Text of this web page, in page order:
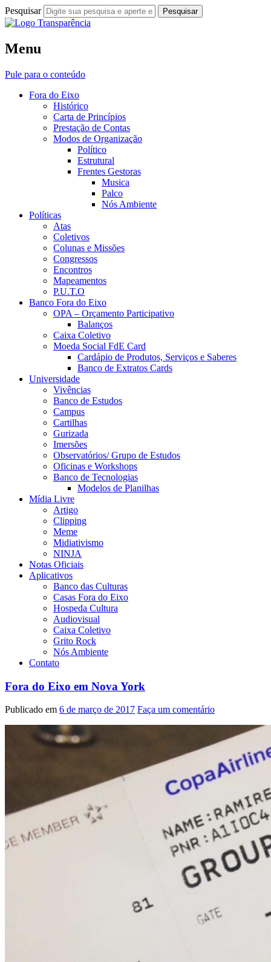
Pesquisar
Transparência
Fora do Eixo
Menu
Pule para o conteúdo
Fora do Eixo
Histórico
Carta de Princípios
Prestação de Contas
Modos de Organização
Político
Estrutural
Frentes Gestoras
Musica
Palco
Nós Ambiente
Políticas
Atas
Coletivos
Colunas e Missões
Congressos
Encontros
Mapeamentos
P.U.T.O
Banco Fora do Eixo
OPA – Orçamento Participativo
Balanços
Caixa Coletivo
Moeda Social FdE Card
Cardápio de Produtos, Serviços e Saberes
Banco de Extratos Cards
Universidade
Vivências
Banco de Estudos
Campus
Cartilhas
Gurizada
Imersões
Observatórios/ Grupo de Estudos
Oficinas e Workshops
Banco de Tecnologias
Modelos de Planilhas
Mídia Livre
Artigo
Clipping
Meme
Midiativismo
NINJA
Notas Oficiais
Aplicativos
Banco das Culturas
Casas Fora do Eixo
Hospeda Cultura
Audiovisual
Caixa Coletivo
Grito Rock
Nós Ambiente
Contato
Fora do Eixo em Nova York
Publicado em 6 de março de 2017 Faça um comentário